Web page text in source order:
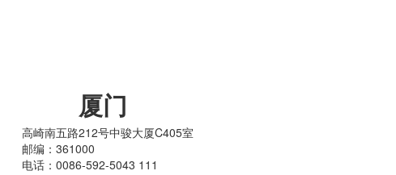
厦门
高崎南五路212号中骏大厦C405室
邮编：361000
电话：0086-592-5043 111